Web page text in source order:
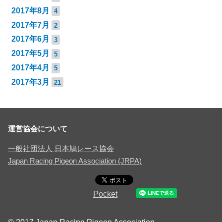
2017年8月 4
2017年7月 2
2017年6月 3
2017年5月 5
2017年4月 5
2017年3月 21
運営協会について
一般社団法人 日本鳩レース協会
Japan Racing Pigeon Association (JRPA)
Pocket